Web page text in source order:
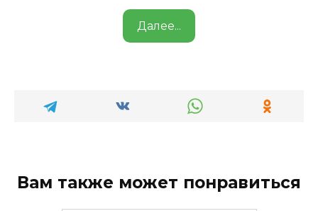
Далее...
Вам также может понравиться